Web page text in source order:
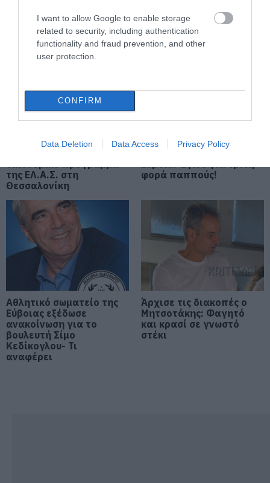
I want to allow Google to enable storage
related to security, including authentication
functionality and fraud prevention, and other
user protection.
CONFIRM
Data Deletion Data Access Privacy Policy
σχεδόν 1300 φιάλλες παράνομου
ψυκτικού υγρού φρέον (εικόνες)
10.08.2026 | 10:00
10.08.2026 | 09:40
σήμερα, Δευτέρα 10 Αυγούστου
Εύβοια: Που έχει διακοπή
ρεύματος σήμερα Δευτέρα 10
Αυγούστου
10.08.2026 | 09:00
Μεγάλη φωτιά στον Κουβαρά
Αττικής: Ήχησε το 112, καίει
κοντά σε σπίτια
10.08.2026 | 08:40
Καιρός: Επιμένουν και σήμερα τα
μποφόρ και η ζέστη στην Εύβοια
10.08.2026 | 08:20
Δημοτικού Σχολείου
Λιβαδειάς
Ο Αλέξης Τσίπρας
οικονομικό πρόγραμμα
της ΕΛ.Α.Σ. στη
Θεσσαλονίκη
Σε πελάγη ευτυχίας
Εύβοια! Έγινε για τρίτη
φορά παππούς!
Αθλητικό σωματείο της
Εύβοιας εξέδωσε
ανακοίνωση για το
βουλευτή Σίμο
Κεδίκογλου- Τι
αναφέρει
Άρχισε τις διακοπές ο
Μητσοτάκης: Φαγητό
και κρασί σε γνωστό
στέκι